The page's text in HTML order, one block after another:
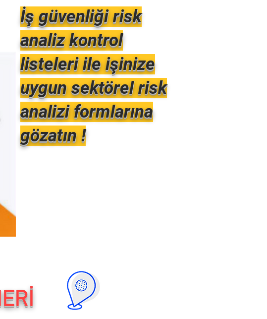
İş güvenliği risk
analiz kontrol
listeleri ile işinize
uygun sektörel risk
analizi formlarına
gözatın !